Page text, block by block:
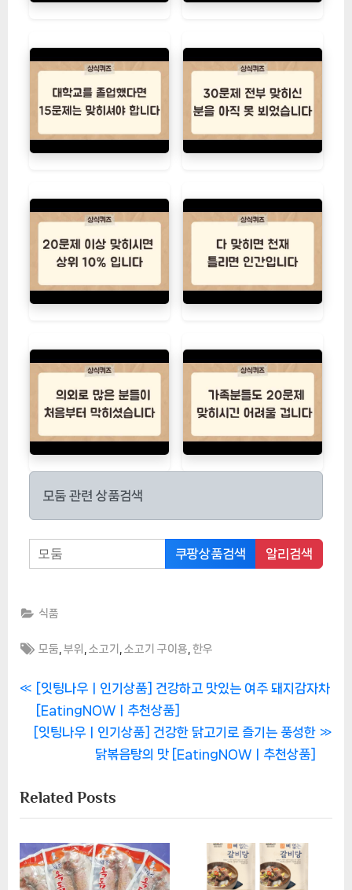
모둠 관련 상품검색
쿠팡상품검색 알리검색
식품
Tags:
모둠 ,부위 소고기 소고기 구이용 ,한우
글
탐
P
r
e
o
u
s
P
o
[잇팅나우ㅣ인기상품] 건강하고 맛있는 여주 돼지감자차
[EatingNOWㅣ추천상품]
N
t
P
o
s
t
[잇팅나우ㅣ인기상품] 건강한 닭고기로 즐기는 풍성한
닭볶음탕의 맛 [EatingNOWㅣ추천상품]
Related Posts